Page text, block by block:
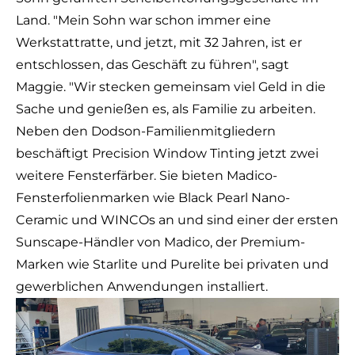
Land. "Mein Sohn war schon immer eine
Werkstattratte, und jetzt, mit 32 Jahren, ist er
entschlossen, das Geschäft zu führen", sagt
Maggie. "Wir stecken gemeinsam viel Geld in die
Sache und genießen es, als Familie zu arbeiten.
Neben den Dodson-Familienmitgliedern
beschäftigt Precision Window Tinting jetzt zwei
weitere Fensterfärber. Sie bieten Madico-
Fensterfolienmarken wie Black Pearl Nano-
Ceramic und WINCOs an und sind einer der ersten
Sunscape-Händler von Madico, der Premium-
Marken wie Starlite und Purelite bei privaten und
gewerblichen Anwendungen installiert.